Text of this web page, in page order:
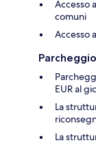
Accesso
comuni
Accesso
Parcheggio
EUR al
La
La